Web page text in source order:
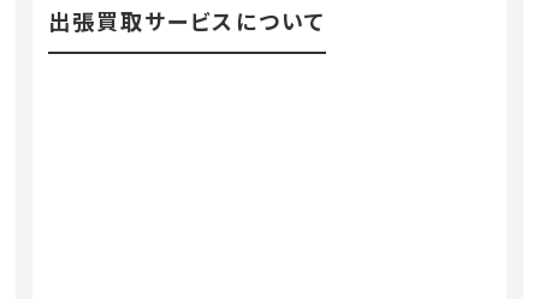
出張買取サービスについて